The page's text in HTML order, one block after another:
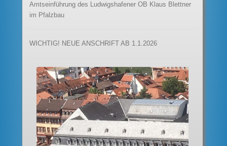
Amtseinführung des Ludwigshafener OB Klaus Blettner
im Pfalzbau
WICHTIG! NEUE ANSCHRIFT AB 1.1.2026